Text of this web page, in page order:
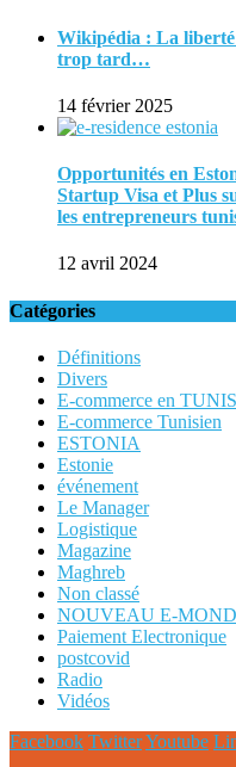
Wikipédia : La liberté
trop tard…
14 février 2025
Opportunités en
Startup Visa et Plus
les entrepreneurs
12 avril 2024
Catégories
Définitions
Divers
E-commerce en
E-commerce Tunisien
ESTONIA
Estonie
événement
Le Manager
Logistique
Magazine
Maghreb
Non classé
NOUVEAU E-
Paiement Electronique
postcovid
Radio
Vidéos
Facebook TwitterYoutube